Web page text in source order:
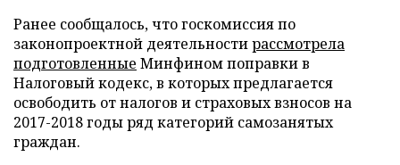
Ранее сообщалось, что госкомиссия по
законопроектной деятельностирассмотрела
подготовленные Минфином поправки в
Налоговый кодекс, в которых предлагается
освободить от налогов и страховых взносов на
2017-2018 годы ряд категорий самозанятых
граждан.